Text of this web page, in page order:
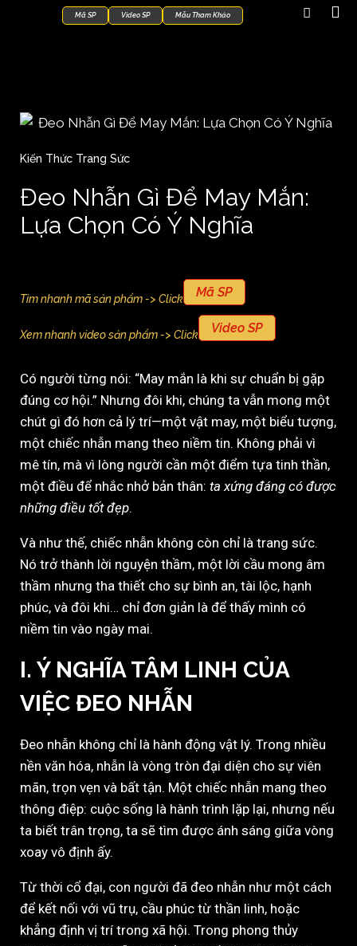
Mã SP Video SP Mẫu Tham Khảo
Kiến Thức Trang Sức
Đeo Nhẫn Gì Để May Mắn:
Lựa Chọn Có Ý Nghĩa
Tìm nhanh mã sản phẩm -> Click Mã SP
Xem nhanh video sản phẩm -> Click Video SP
Có người từng nói: “May mắn là khi sự chuẩn bị gặp
đúng cơ hội.” Nhưng đôi khi, chúng ta vẫn mong một
chút gì đó hơn cả lý trí—một vật may, một biểu tượng,
một chiếc nhẫn mang theo niềm tin. Không phải vì
mê tín, mà vì lòng người cần một điểm tựa tinh thần,
một điều để nhắc nhở bản thân: ta xứng đáng có được
những điều tốt đẹp.
Và như thế, chiếc nhẫn không còn chỉ là trang sức.
Nó trở thành lời nguyện thầm, một lời cầu mong âm
thầm nhưng tha thiết cho sự bình an, tài lộc, hạnh
phúc, và đôi khi… chỉ đơn giản là để thấy mình có
niềm tin vào ngày mai.
I. Ý NGHĨA TÂM LINH CỦA
VIỆC ĐEO NHẪN
Đeo nhẫn không chỉ là hành động vật lý. Trong nhiều
nền văn hóa, nhẫn là vòng tròn đại diện cho sự viên
mãn, trọn vẹn và bất tận. Một chiếc nhẫn mang theo
thông điệp: cuộc sống là hành trình lặp lại, nhưng nếu
ta biết trân trọng, ta sẽ tìm được ánh sáng giữa vòng
xoay vô định ấy.
Từ thời cổ đại, con người đã đeo nhẫn như một cách
để kết nối với vũ trụ, cầu phúc từ thần linh, hoặc
khẳng định vị trí trong xã hội. Trong phong thủy